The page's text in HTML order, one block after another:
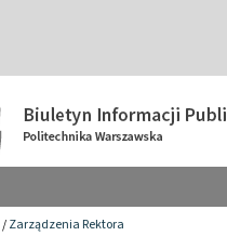
/Zarządzenia Rektora